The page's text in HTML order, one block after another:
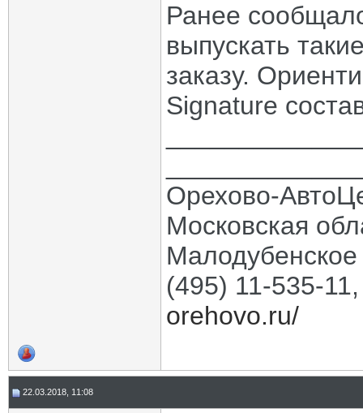
Ранее
выпускать
заказу.
Signature
Орехово-
Московская
(495) 11-535-
orehovo.ru/
22.03.2018, 11:08